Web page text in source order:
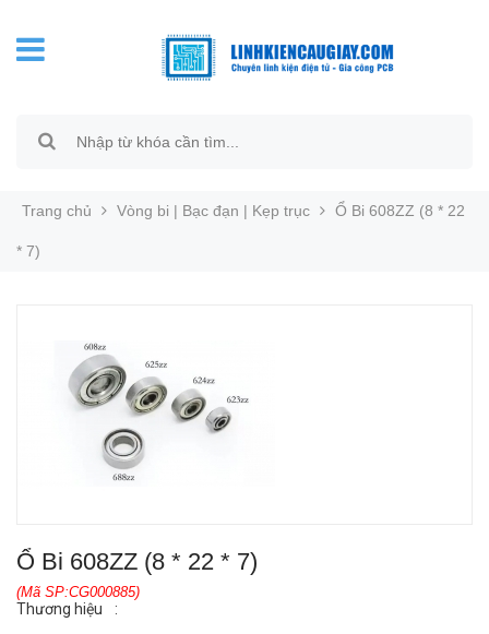
Trang chủ Vòng bi | Bạc đạn | Kẹp trục Ổ Bi 608ZZ (8 * 22
* 7)
Ổ Bi 608ZZ (8 * 22 * 7)
(Mã SP:CG000885)
Thương hiệu :